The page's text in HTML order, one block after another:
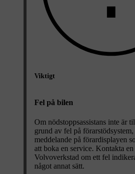
Viktigt
Fel på bilen
Om nödstoppsassistans inte är
grund av fel på förarstödsystem,
meddelande på förardisplayen
att boka en service. Kontakta
Volvoverkstad om ett fel
något annat sätt.